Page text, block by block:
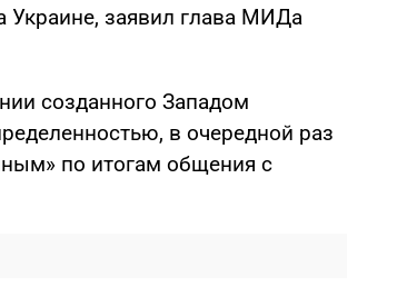
Украине, заявил глава МИДа
созданного Западом
в очередной раз
по итогам общения с